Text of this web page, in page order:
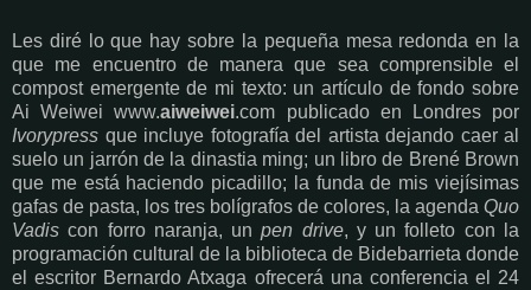
Les diré lo que hay sobre la pequeña mesa redonda en la
que me encuentro de manera que sea comprensible el
compost emergente de mi texto: un artículo de fondo sobre
Ai Weiweiwww.aiweiwei.com publicado en Londres por
Ivorypress que incluye fotografía del artista dejando caer al
suelo un jarrón de la dinastia ming; un libro de Brené Brown
que me está haciendo picadillo; la funda de mis viejísimas
gafas de pasta, los tres bolígrafos de colores, la agenda Quo
Vadiscon forro naranja, unpen drive, y un folleto con la
programación cultural de la biblioteca de Bidebarrieta donde
el escritor Bernardo Atxaga ofrecerá una conferencia el 24